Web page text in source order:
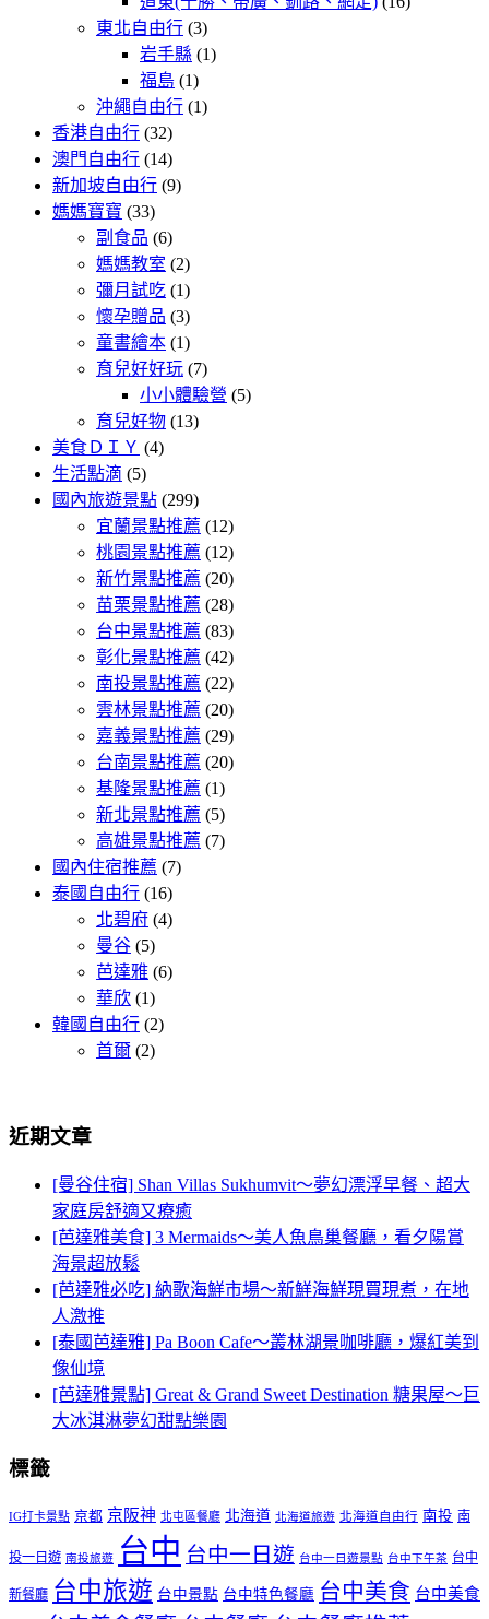
東北自由行 (3)
岩手縣 (1)
福島 (1)
沖繩自由行 (1)
香港自由行 (32)
澳門自由行 (14)
新加坡自由行 (9)
媽媽寶寶 (33)
副食品 (6)
媽媽教室 (2)
彌月試吃 (1)
懷孕贈品 (3)
童書繪本 (1)
育兒好好玩 (7)
小小體驗營 (5)
育兒好物 (13)
美食ＤＩＹ (4)
生活點滴 (5)
國內旅遊景點 (299)
宜蘭景點推薦 (12)
桃園景點推薦 (12)
新竹景點推薦 (20)
苗栗景點推薦 (28)
台中景點推薦 (83)
彰化景點推薦 (42)
南投景點推薦 (22)
雲林景點推薦 (20)
嘉義景點推薦 (29)
台南景點推薦 (20)
基隆景點推薦 (1)
新北景點推薦 (5)
高雄景點推薦 (7)
國內住宿推薦 (7)
泰國自由行 (16)
北碧府 (4)
曼谷 (5)
芭達雅 (6)
華欣 (1)
韓國自由行 (2)
首爾 (2)
近期文章
[曼谷住宿] Shan Villas Sukhumvit～夢幻漂浮早餐、超大
家庭房舒適又療癒
[芭達雅美食] 3 Mermaids～美人魚鳥巢餐廳，看夕陽賞
海景超放鬆
[芭達雅必吃] 納歌海鮮市場～新鮮海鮮現買現煮，在地
人激推
[泰國芭達雅] Pa Boon Cafe～叢林湖景咖啡廳，爆紅美到
像仙境
[芭達雅景點] Great & Grand Sweet Destination 糖果屋～巨
大冰淇淋夢幻甜點樂園
標籤
IG打卡景點 京都 京阪神 北屯區餐廳 北海道 北海道旅遊 北海道自由行 南投 南
投一日遊 南投旅遊 台中 台中一日遊 台中一日遊景點 台中下午茶 台中
新餐廳 台中旅遊 台中景點 台中特色餐廳 台中美食 台中美食